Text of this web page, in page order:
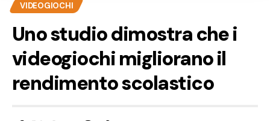
VIDEOGIOCHI
Uno studio dimostra che i
videogiochi migliorano il
rendimento scolastico